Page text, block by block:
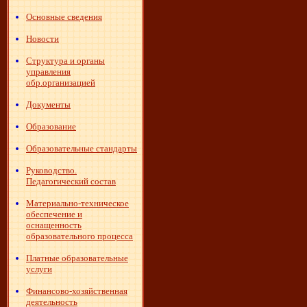
Основные сведения
Новости
Структура и органы
управления
обр.организацией
Документы
Образование
Образовательные стандарты
Руководство.
Педагогический состав
Материально-техническое
обеспечение и
оснащенность
образовательного процесса
Платные образовательные
услуги
Финансово-хозяйственная
деятельность